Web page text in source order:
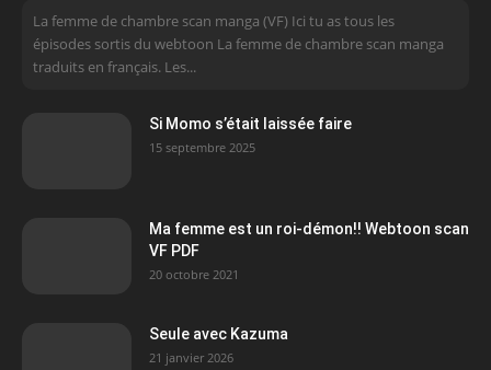
La femme de chambre scan manga (VF) Ici tu as tous les
épisodes sortis du webtoon La femme de chambre scan manga
traduits en français. Les...
Si Momo s’était laissée faire
15 septembre 2025
Ma femme est un roi-démon!! Webtoon scan
VF PDF
20 octobre 2021
Seule avec Kazuma
21 janvier 2026